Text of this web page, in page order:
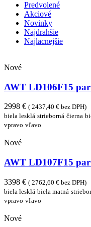
Predvolené
Akciové
Novinky
Najdrahšie
Najlacnejšie
Nové
AWT LD106F15
2998 € ( 2437,40 € bez DPH)
biela lesklá strieborná čierna
vpravo vľavo
Nové
AWT LD107F15
3398 € ( 2762,60 € bez DPH)
biela lesklá biela matná
vpravo vľavo
Nové